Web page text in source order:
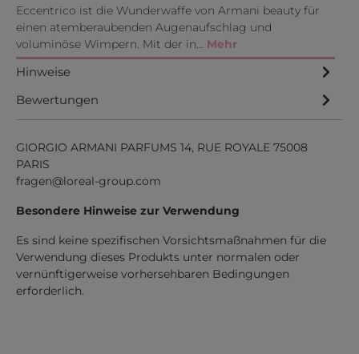
Eccentrico ist die Wunderwaffe von Armani beauty für
einen atemberaubenden Augenaufschlag und
voluminöse Wimpern. Mit der in… Mehr
Hinweise
Bewertungen
GIORGIO ARMANI PARFUMS 14, RUE ROYALE 75008
PARIS
fragen@loreal-group.com
Besondere Hinweise zur Verwendung
Es sind keine spezifischen Vorsichtsmaßnahmen für die
Verwendung dieses Produkts unter normalen oder
vernünftigerweise vorhersehbaren Bedingungen
erforderlich.